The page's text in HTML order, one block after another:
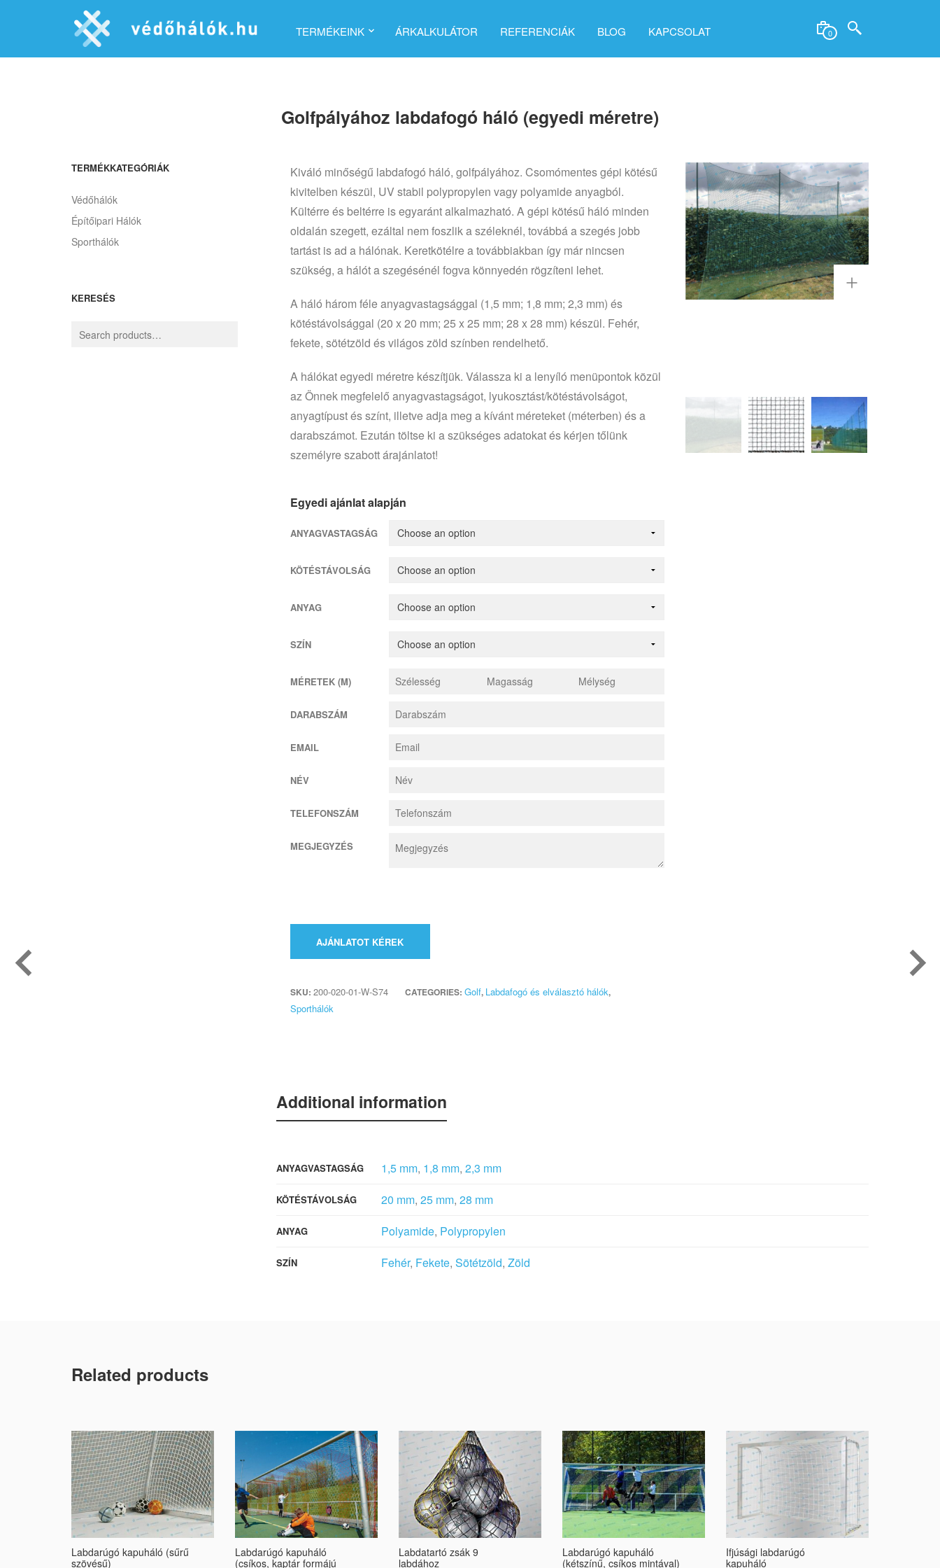
TERMÉKEINK ÁRKALKULÁTOR REFERENCIÁK BLOG KAPCSOLAT 0
Golfpályához labdafogó háló (egyedi méretre)
TERMÉKKATEGÓRIÁK
Védőhálók
Építőipari Hálók
Sporthálók
KERESÉS
Kiváló minőségű labdafogó háló, golfpályához. Csomómentes gépi kötésű
kivitelben készül, UV stabil polypropylen vagy polyamide anyagból.
Kültérre és beltérre is egyaránt alkalmazható. A gépi kötésű háló minden
oldalán szegett, ezáltal nem foszlik a széleknél, továbbá a szegés jobb
tartást is ad a hálónak. Keretkötélre a továbbiakban így már nincsen
szükség, a hálót a szegésénél fogva könnyedén rögzíteni lehet.
A háló három féle anyagvastagsággal (1,5 mm; 1,8 mm; 2,3 mm) és
kötéstávolsággal (20 x 20 mm; 25 x 25 mm; 28 x 28 mm) készül. Fehér,
fekete, sötétzöld és világos zöld színben rendelhető.
A hálókat egyedi méretre készítjük. Válassza ki a lenyíló menüpontok közül
az Önnek megfelelő anyagvastagságot, lyukosztást/kötéstávolságot,
anyagtípust és színt, illetve adja meg a kívánt méreteket (méterben) és a
darabszámot. Ezután töltse ki a szükséges adatokat és kérjen tőlünk
személyre szabott árajánlatot!
Egyedi ajánlat alapján
ANYAGVASTAGSÁG
KÖTÉSTÁVOLSÁG
ANYAG
SZÍN
MÉRETEK (M)
DARABSZÁM
EMAIL
NÉV
TELEFONSZÁM
MEGJEGYZÉS
AJÁNLATOT KÉREK
SKU: 200-020-01-W-S74 CATEGORIES: Golf, Labdafogó és elválasztó hálók,
Sporthálók
Additional information
ANYAGVASTAGSÁG 1,5 mm, 1,8 mm, 2,3 mm
KÖTÉSTÁVOLSÁG 20 mm, 25 mm, 28 mm
ANYAG Polyamide, Polypropylen
SZÍN Fehér, Fekete, Sötétzöld, Zöld
Related products
Labdarúgó kapuháló (sűrű
szövésű)
Labdarúgó kapuháló
(csíkos, kaptár formájú
Labdatartó zsák 9
labdához
Labdarúgó kapuháló
(kétszínű, csíkos mintával)
Ifjúsági labdarúgó
kapuháló